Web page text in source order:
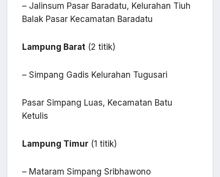
– Jalinsum Pasar Baradatu, Kelurahan Tiuh
Balak Pasar Kecamatan Baradatu
Lampung Barat (2 titik)
– Simpang Gadis Kelurahan Tugusari
Pasar Simpang Luas, Kecamatan Batu
Ketulis
Lampung Timur (1 titik)
– Mataram Simpang Sribhawono